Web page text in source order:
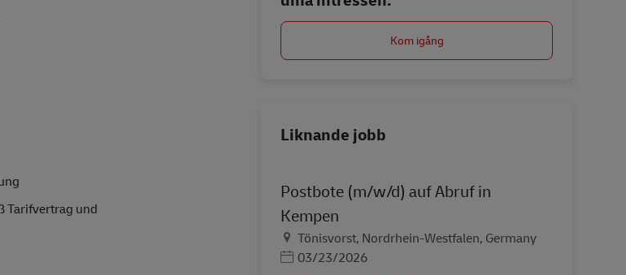
Tarifvertrag und
Kom igång
Liknande jobb
Postbote (m/w/d) auf Abruf in
Kempen
PlatsTönisvorst, Nordrhein-Westfalen, Germany
Posted Date
03/23/2026